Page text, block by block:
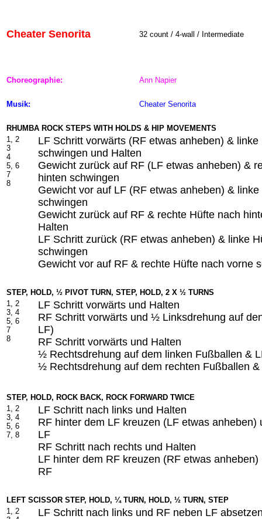
Cheater Senorita 32 count / 4-wall / Intermediate
Choreographie: Ann Napier
Musik: Cheater Senorita
RHUMBA ROCK STEPS WITH HOLDS & HIP MOVEMENTS
1, 2
3
4
5, 6
7
8
LF Schritt vorwärts (RF etwas anheben) &
schwingen und Halten
Gewicht zurück auf RF (LF etwas anheben) &
hinten schwingen
Gewicht vor auf LF (RF etwas anheben) &
schwingen
Gewicht zurück auf RF & rechte Hüfte nach
Halten
LF Schritt zurück (RF etwas anheben) & linke
schwingen
Gewicht vor auf RF & rechte Hüfte nach vorne
STEP, HOLD, ½ PIVOT TURN, STEP, HOLD, 2 X ½ TURNS
1, 2
3, 4
5, 6
7
8
LF Schritt vorwärts und Halten
RF Schritt vorwärts und ½ Linksdrehung auf
LF)
RF Schritt vorwärts und Halten
½ Rechtsdrehung auf dem linken Fußballen &
½ Rechtsdrehung auf dem rechten Fußballen
STEP, HOLD, ROCK BACK, ROCK FORWARD TWICE
1, 2
3, 4
5, 6
7, 8
LF Schritt nach links und Halten
RF hinter dem LF kreuzen (LF etwas anheben)
LF
RF Schritt nach rechts und Halten
LF hinter dem RF kreuzen (RF etwas
RF
LEFT SCISSOR STEP, HOLD, ¼ TURN, HOLD, ½ TURN, STEP
1, 2
LF Schritt nach links und RF neben LF